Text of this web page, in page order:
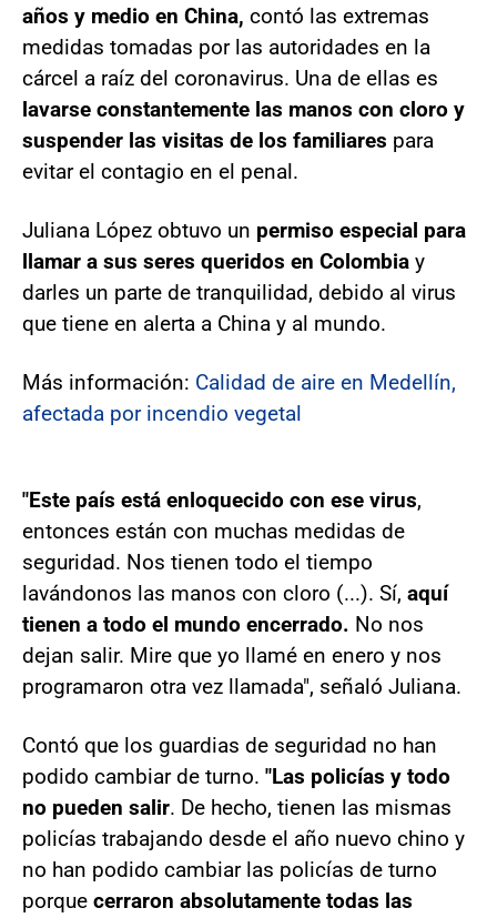
años y medio en China, contó las extremas
medidas tomadas por las autoridades en la
cárcel a raíz del coronavirus. Una de ellas es
lavarse constantemente las manos con cloro y
suspender las visitas de los familiares para
evitar el contagio en el penal.
Juliana López obtuvo un permiso especial para
llamar a sus seres queridos en Colombia y
darles un parte de tranquilidad, debido al virus
que tiene en alerta a China y al mundo.
Más información: Calidad de aire en Medellín,
afectada por incendio vegetal
"Este país está enloquecido con ese virus,
entonces están con muchas medidas de
seguridad. Nos tienen todo el tiempo
lavándonos las manos con cloro (...). Sí, aquí
tienen a todo el mundo encerrado. No nos
dejan salir. Mire que yo llamé en enero y nos
programaron otra vez llamada", señaló Juliana.
Contó que los guardias de seguridad no han
podido cambiar de turno. "Las policías y todo
no pueden salir. De hecho, tienen las mismas
policías trabajando desde el año nuevo chino y
no han podido cambiar las policías de turno
porque cerraron absolutamente todas las